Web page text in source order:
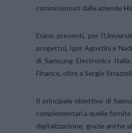
commissionati dalle aziende
Erano presenti, per
progetto), Igor Agostini e
di Samsung Electronics
Finance, oltre a Sergio
Il principale obiettivo di
complementari a quelle
digitalizzazione, grazie